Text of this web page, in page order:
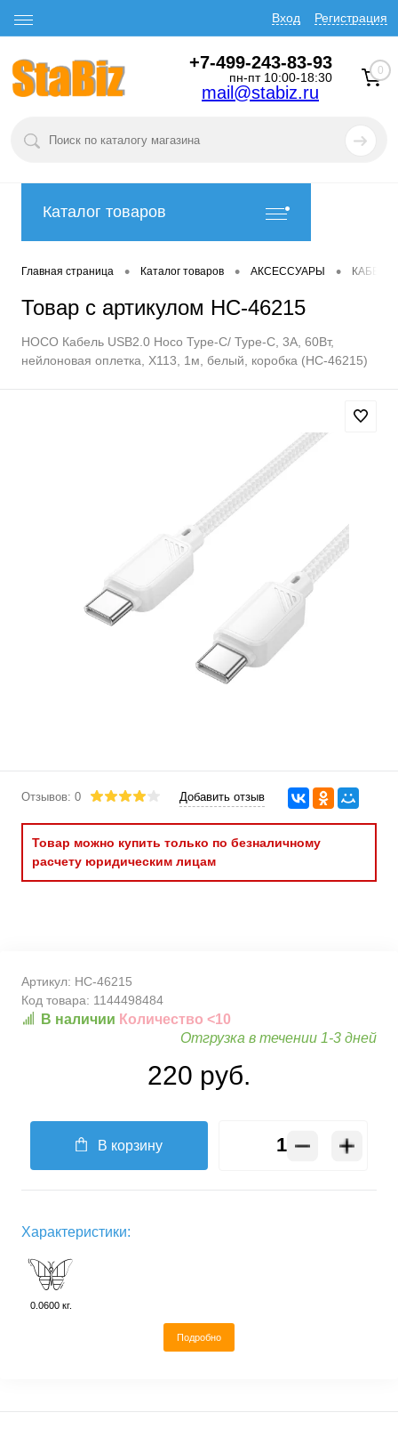
Вход Регистрация
+7-499-243-83-93
пн-пт 10:00-18:30
mail@stabiz.ru
0
Каталог товаров
Главная страница • Каталог товаров • АКСЕССУАРЫ •
Товар с артикулом HC-46215
HOCO Кабель USB2.0 Hoco Type-C/ Type-C, 3А, 60Вт,
нейлоновая оплетка, X113, 1м, белый, коробка (HC-46215)
Отзывов: 0 Добавить отзыв
Товар можно купить только по безналичному
расчету юридическим лицам
Артикул: HC-46215
Код товара: 1144498484
В наличии Количество <10
Отгрузка в течении 1-3 дней
220 руб.
В корзину
Характеристики:
0.0600 кг.
Подробно